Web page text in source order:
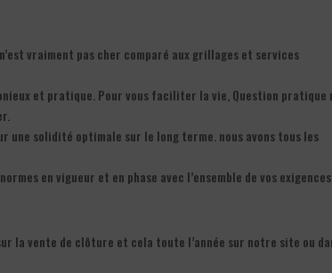
vraiment pas cher comparé aux grillages et services
et pratique. Pour vous faciliter la vie, Question pratique
une solidité optimale sur le long terme. nous avons tous les
en vigueur et en phase avec l’ensemble de vos
la vente de clôture et cela toute l’année sur notre site ou